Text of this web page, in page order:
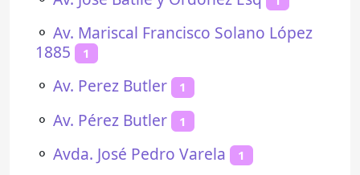
⚬ Av. Mariscal Francisco Solano López
1885
1
⚬ Av. Perez Butler 1
⚬ Av. Pérez Butler 1
⚬ Avda. José Pedro Varela 1